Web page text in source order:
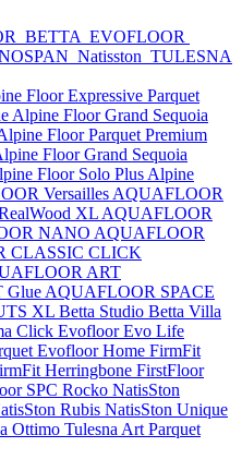
BETTA EVOFLOOR
Natisston TULESNA
Floor Expressive Parquet
Alpine Floor Grand Sequoia
Floor Parquet Premium
Floor Grand Sequoia
Floor Solo Plus Alpine
Versailles AQUAFLOOR
XL AQUAFLOOR
NANO AQUAFLOOR
CLASSIC CLICK
ART
Glue AQUAFLOOR SPACE
XL Betta Studio Betta Villa
Click Evofloor Evo Life
Evofloor Home FirmFit
Herringbone FirstFloor
SPC Rocko NatisSton
Rubis NatisSton Unique
Ottimo Tulesna Art Parquet